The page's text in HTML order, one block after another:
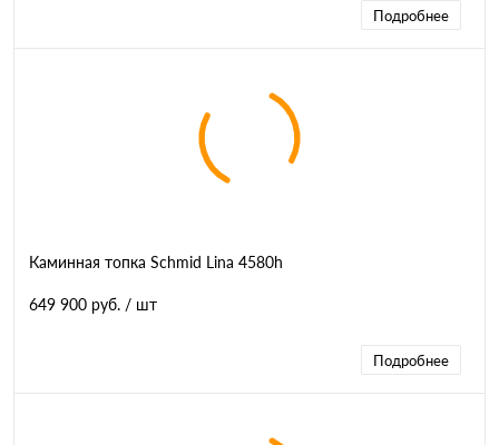
Подробнее
Каминная топка Schmid Lina 4580h
649 900 руб. / шт
Подробнее